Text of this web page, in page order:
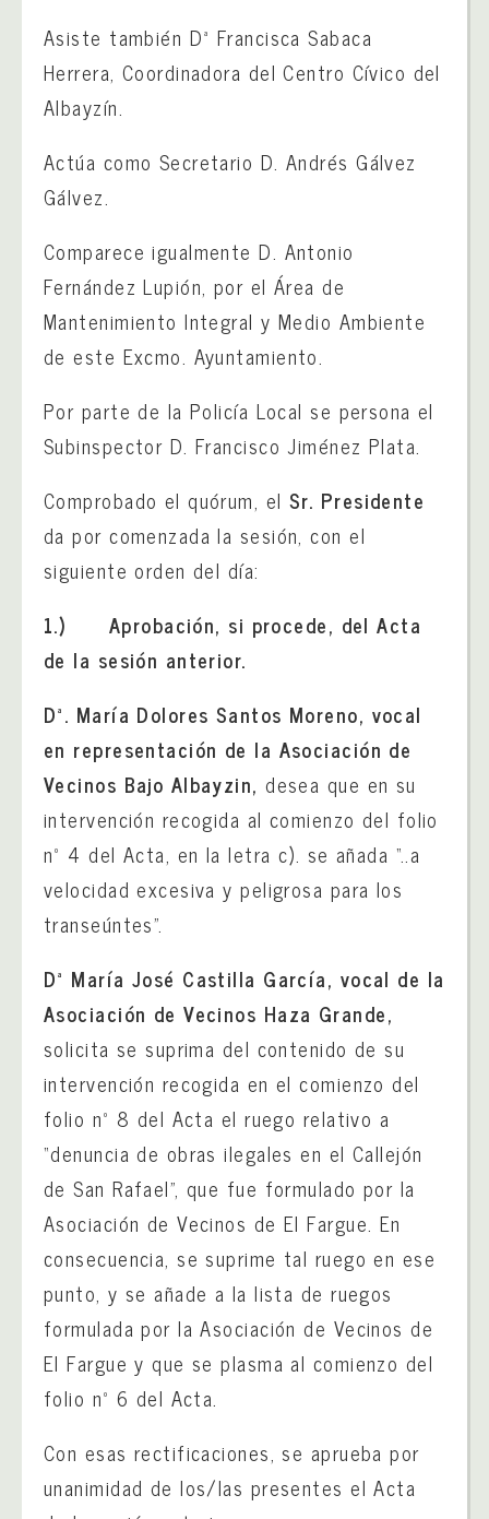
Asiste también Dª Francisca Sabaca
Herrera, Coordinadora del Centro Cívico del
Albayzín.
Actúa como Secretario D. Andrés Gálvez
Gálvez.
Comparece igualmente D. Antonio
Fernández Lupión, por el Área de
Mantenimiento Integral y Medio Ambiente
de este Excmo. Ayuntamiento.
Por parte de la Policía Local se persona el
Subinspector D. Francisco Jiménez Plata.
Comprobado el quórum, el Sr. Presidente
da por comenzada la sesión, con el
siguiente orden del día:
1.) Aprobación, si procede, del Acta
de la sesión anterior.
Dª. María Dolores Santos Moreno, vocal
en representación de la Asociación de
Vecinos Bajo Albayzin,desea que en su
intervención recogida al comienzo del folio
nº 4 del Acta, en la letra c). se añada “..a
velocidad excesiva y peligrosa para los
transeúntes”.
Dª María José Castilla García, vocal de la
Asociación de Vecinos Haza Grande,
solicita se suprima del contenido de su
intervención recogida en el comienzo del
folio nº 8 del Acta el ruego relativo a
“denuncia de obras ilegales en el Callejón
de San Rafael”, que fue formulado por la
Asociación de Vecinos de El Fargue. En
consecuencia, se suprime tal ruego en ese
punto, y se añade a la lista de ruegos
formulada por la Asociación de Vecinos de
El Fargue y que se plasma al comienzo del
folio nº 6 del Acta.
Con esas rectificaciones, se aprueba por
unanimidad de los/las presentes el Acta